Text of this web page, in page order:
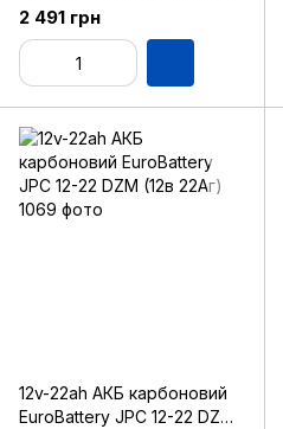
(12в 18Аг)
2 491 грн
12v-22ah АКБ карбоновий
EuroBattery JPC 12-22 DZM